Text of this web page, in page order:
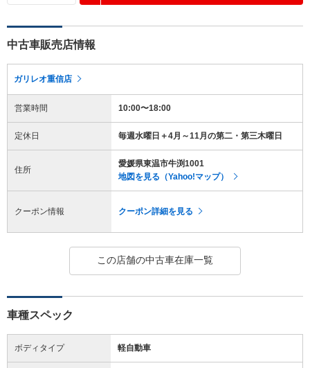
中古車販売店情報
ガリレオ重信店
営業時間 10:00〜18:00
定休日 毎週水曜日＋4月～11月の第二・第三木曜日
住所
愛媛県東温市牛渕1001
地図を見る（Yahoo!マップ）
クーポン情報 クーポン詳細を見る
この店舗の中古車在庫一覧
車種スペック
ボディタイプ 軽自動車